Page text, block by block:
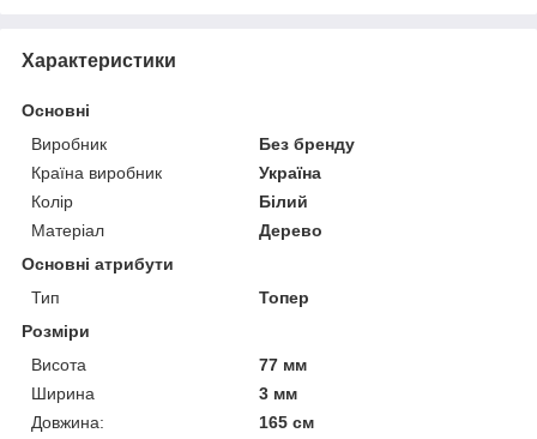
Характеристики
Основні
Виробник
Без бренду
Країна виробник
Україна
Колір
Білий
Матеріал
Дерево
Основні атрибути
Тип
Топер
Розміри
Висота
77 мм
Ширина
3 мм
Довжина:
165 см